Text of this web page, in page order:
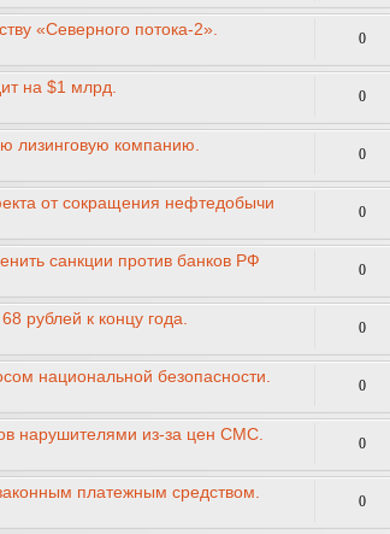
«Северного потока-2». 0
на $1 млрд. 0
лизинговую компанию. 0
от сокращения нефтедобычи 0
санкции против банков РФ 0
рублей к концу года. 0
национальной безопасности. 0
нарушителями из-за цен СМС. 0
платежным средством. 0